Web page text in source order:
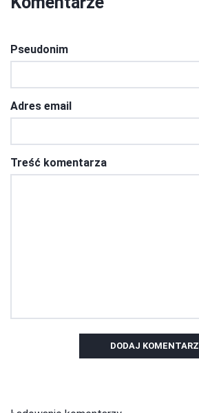
Pseudonim
Adres email
Treść komentarza
DODAJ KOMENTARZ